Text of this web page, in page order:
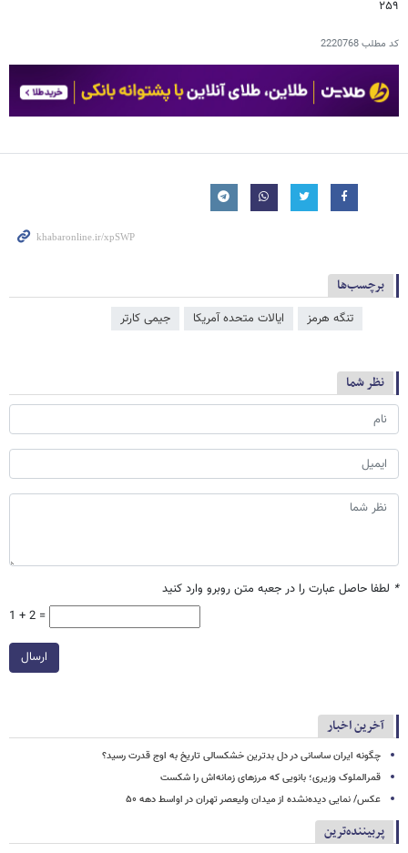
۲۵۹
کد مطلب2220768
برچسب‌ها
تنگه هرمز ایالات متحده آمریکا جیمی کارتر
نظر شما
* لطفا حاصل عبارت را در جعبه متن روبرو وارد کنید
1 + 2 =
ارسال
آخرین اخبار
چگونه ایران ساسانی در دل بدترین خشکسالی تاریخ به اوج قدرت رسید؟
قمرالملوک وزیری؛ بانویی که مرزهای زمانه‌اش را شکست
عکس/ نمایی دیده‌نشده از میدان ولیعصر تهران در اواسط دهه ۵۰
پربیننده‌ترین